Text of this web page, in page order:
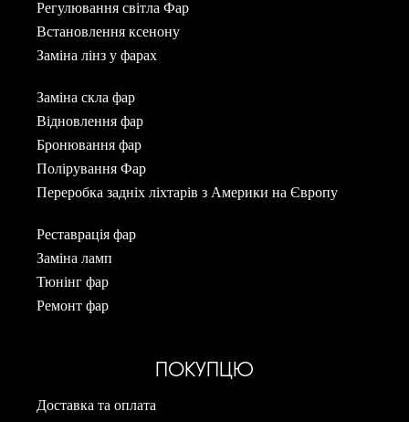
Регулювання світла Фар
Встановлення ксенону
Заміна лінз у фарах
Заміна скла фар
Відновлення фар
Бронювання фар
Полірування Фар
Переробка задніх ліхтарів з Америки на Європу
Реставрація фар
Заміна ламп
Тюнінг фар
Ремонт фар
ПОКУПЦЮ
Доставка та оплата